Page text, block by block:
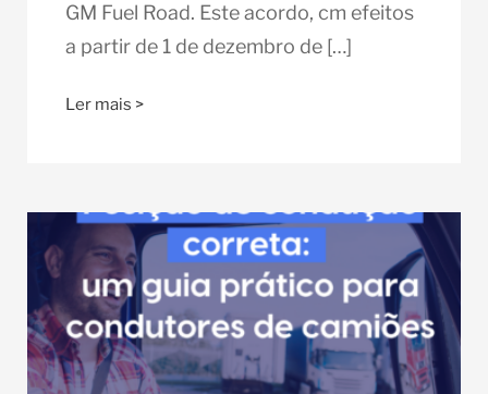
GM Fuel Road. Este acordo, cm efeitos
a partir de 1 de dezembro de […]
Ler mais >